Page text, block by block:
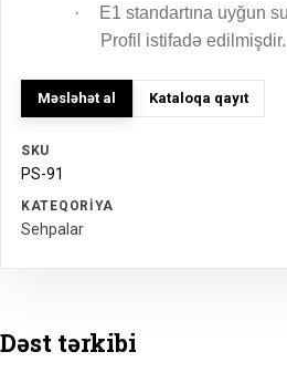
·
E1 standartına uyğun
Profil istifadə edilmişdir.
Məsləhət al Kataloqa qayıt
SKU
PS-91
KATEQORIYA
Sehpalar
Dəst tərkibi